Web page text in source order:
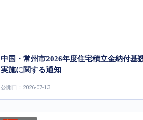
中国・常州市2026年度住宅積立金納付基
実施に関する通知
公開日：2026-07-13